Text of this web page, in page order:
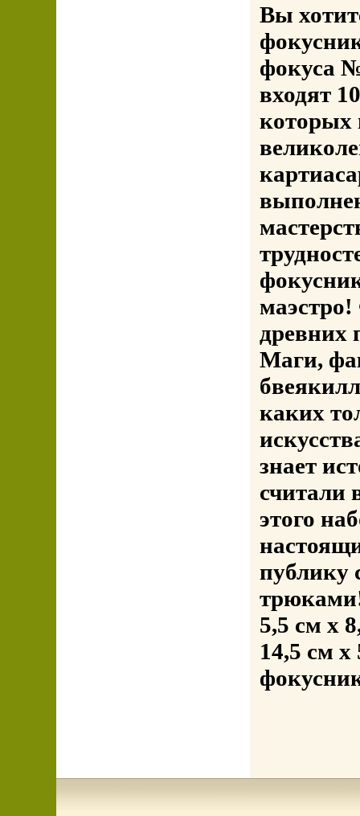
Вы
фокуса
входят
которых
древних
Маги,
каких
знает
этого
публику
5,5 см x
14,5 см x